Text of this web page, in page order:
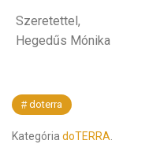
Szeretettel,
Hegedűs Mónika
doterra
Kategória doTERRA